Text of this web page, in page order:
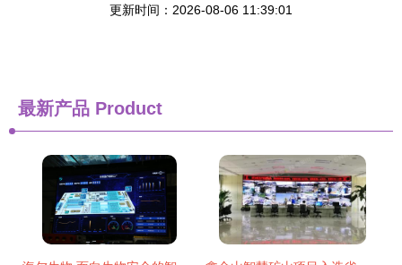
更新时间：2026-08-06 11:39:01
最新产品 Product